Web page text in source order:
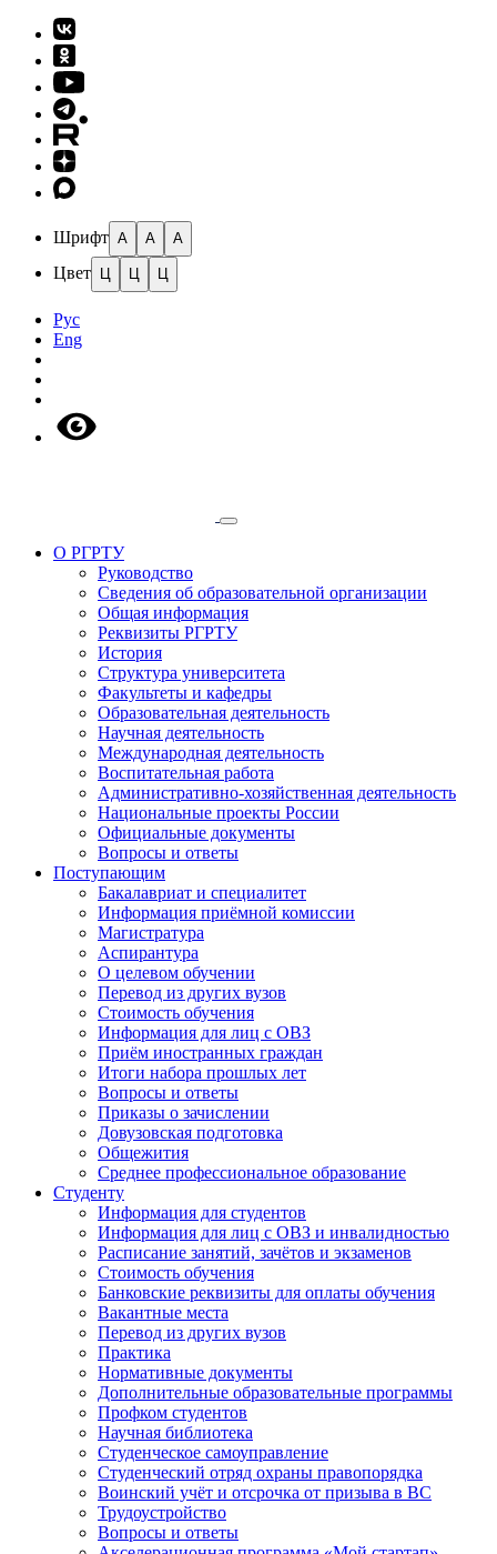
Шрифт A A A
Цвет Ц Ц Ц
Рус
Eng
О РГРТУ
Руководство
Сведения об образовательной организации
Общая информация
Реквизиты РГРТУ
История
Структура университета
Факультеты и кафедры
Образовательная деятельность
Научная деятельность
Международная деятельность
Воспитательная работа
Административно-хозяйственная деятельность
Национальные проекты России
Официальные документы
Вопросы и ответы
Поступающим
Бакалавриат и специалитет
Информация приёмной комиссии
Магистратура
Аспирантура
О целевом обучении
Перевод из других вузов
Стоимость обучения
Информация для лиц с ОВЗ
Приём иностранных граждан
Итоги набора прошлых лет
Вопросы и ответы
Приказы о зачислении
Довузовская подготовка
Общежития
Среднее профессиональное образование
Студенту
Информация для студентов
Информация для лиц с ОВЗ и инвалидностью
Расписание занятий, зачётов и экзаменов
Стоимость обучения
Банковские реквизиты для оплаты обучения
Вакантные места
Перевод из других вузов
Практика
Нормативные документы
Дополнительные образовательные программы
Профком студентов
Научная библиотека
Студенческое самоуправление
Студенческий отряд охраны правопорядка
Воинский учёт и отсрочка от призыва в ВС
Трудоустройство
Вопросы и ответы